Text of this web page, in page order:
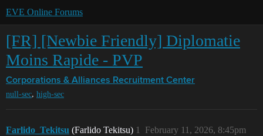
EVE Online Forums
[FR] [Newbie Friendly] Diplomatie
Moins Rapide - PVP
Corporations & Alliances Recruitment Center
null-sec, high-sec
Farlido_Tekitsu (Farlido Tekitsu) February 11, 2026, 8:45pm
1